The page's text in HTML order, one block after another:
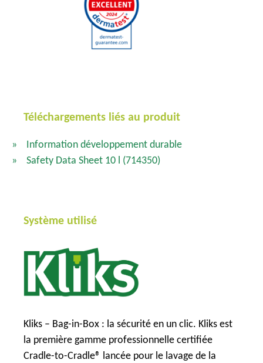
Téléchargements liés au produit
Information développement durable
Safety Data Sheet 10 l (714350)
Système utilisé
Kliks – Bag-in-Box : la sécurité en un clic. Kliks est
la première gamme professionnelle certifiée
Cradle-to-Cradle® lancée pour le lavage de la